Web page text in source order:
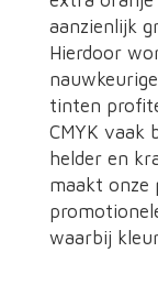
aanzienlijk
Hierdoor
tinten
CMYK vaak
helder en
maakt onze
waarbij